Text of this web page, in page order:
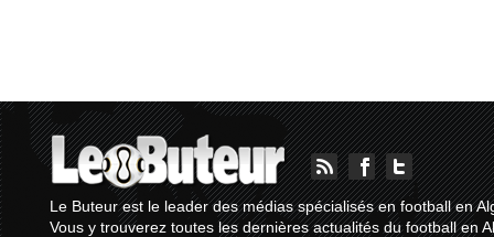
Le Buteur est le leader des médias spécialisés en football en
Vous y trouverez toutes les dernières actualités du football en